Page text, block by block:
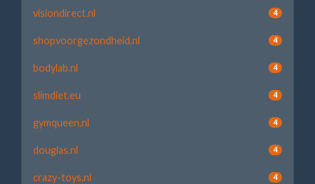
visiondirect.nl 4
shopvoorgezondheid.nl 4
bodylab.nl 4
slimdiet.eu 4
gymqueen.nl 4
douglas.nl 4
crazy-toys.nl 4